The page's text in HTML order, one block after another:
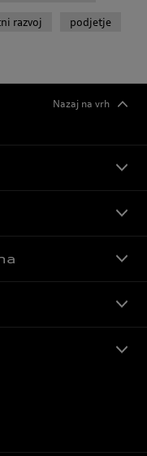
razvoj podjetje
Nazaj na vrh